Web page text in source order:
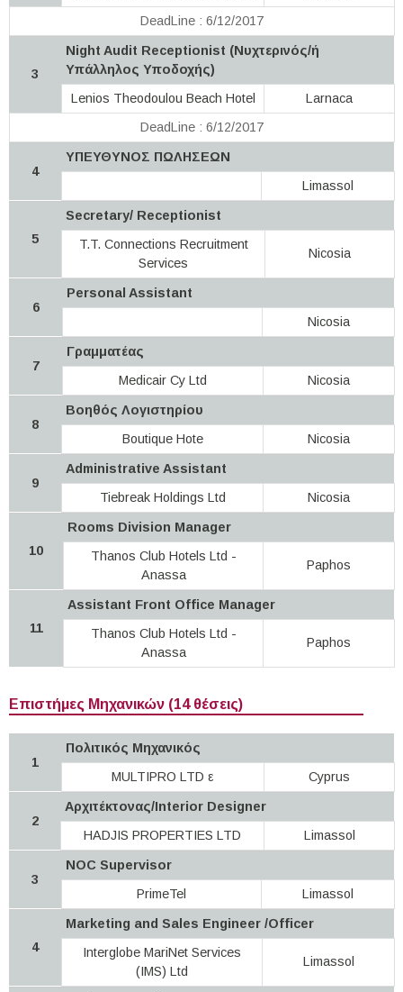
DeadLine : 6/12/2017
3
Night Audit Receptionist (Νυχτερινός/ή
Υπάλληλος Υποδοχής)
Lenios Theodoulou Beach Hotel
Larnaca
DeadLine : 6/12/2017
4
ΥΠΕΥΘΥΝΟΣ ΠΩΛΗΣΕΩΝ
Limassol
5
Secretary/ Receptionist
T.T. Connections Recruitment
Services
Nicosia
6
Personal Assistant
Nicosia
7
Γραμματέας
Medicair Cy Ltd
Nicosia
8
Βοηθός Λογιστηρίου
Boutique Hote
Nicosia
9
Administrative Assistant
Tiebreak Holdings Ltd
Nicosia
10
Rooms Division Manager
Thanos Club Hotels Ltd -
Anassa
Paphos
11
Assistant Front Office Manager
Thanos Club Hotels Ltd -
Anassa
Paphos
Επιστήμες Μηχανικών (14 θέσεις)
1
Πολιτικός Μηχανικός
MULTIPRO LTD ε
Cyprus
2
Αρχιτέκτονας/Interior Designer
HADJIS PROPERTIES LTD
Limassol
3
NOC Supervisor
PrimeTel
Limassol
4
Marketing and Sales Engineer /Officer
Interglobe MariNet Services
(IMS) Ltd
Limassol